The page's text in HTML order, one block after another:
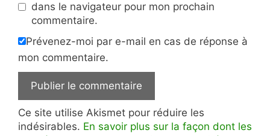
dans le navigateur pour mon prochain
commentaire.
Prévenez-moi par e-mail en cas de réponse à
mon commentaire.
Ce site utilise Akismet pour réduire les
indésirables. En savoir plus sur la façon dont les